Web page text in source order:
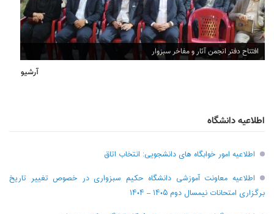
افتتاح دفتر انجمن آثار و مفاخر سبزوار
آرشیو
اطلاعیه دانشگاه
اطلاعیه امور خوابگاه های دانشجویی: انتخاب اتاق
اطلاعیه معاونت آموزشی دانشگاه حکیم سبزواری در خصوص تغییر تاریخ
برگزاری امتحانات نیمسال دوم ۱۴۰۵ – ۱۴۰۴